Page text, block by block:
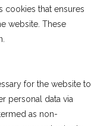
that ensures
website. These
for the website to
personal data via
as non-